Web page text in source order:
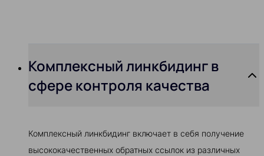
Комплексный линкбидинг в
сфере контроля качества
Комплексный линкбидинг включает в себя получение
высококачественных обратных ссылок из различных